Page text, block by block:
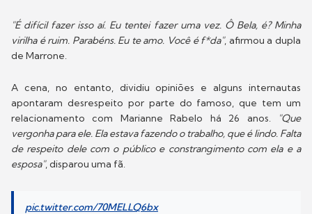
"É difícil fazer isso aí. Eu tentei fazer uma vez. Ô Bela, é? Minha
virilha é ruim. Parabéns. Eu te amo. Você é f*da", afirmou a dupla
de Marrone.
A cena, no entanto, dividiu opiniões e alguns internautas
apontaram desrespeito por parte do famoso, que tem um
relacionamento com Marianne Rabelo há 26 anos."Que
vergonha para ele. Ela estava fazendo o trabalho, que é lindo. Falta
de respeito dele com o público e constrangimento com ela e a
esposa", disparou uma fã.
pic.twitter.com/70MELLQ6bx